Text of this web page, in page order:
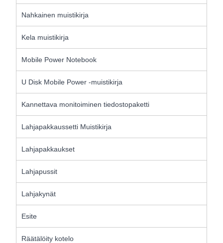
Nahkainen muistikirja
Kela muistikirja
Mobile Power Notebook
U Disk Mobile Power -muistikirja
Kannettava monitoiminen tiedostopaketti
Lahjapakkaussetti Muistikirja
Lahjapakkaukset
Lahjapussit
Lahjakynät
Esite
Räätälöity kotelo